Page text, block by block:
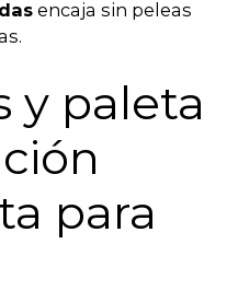
encaja sin peleas
y paleta
para